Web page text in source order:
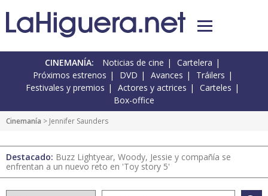
CINEMANÍA: Noticias de cine
Cartelera
Próximos estrenos
DVD Avances
Tráilers
Festivales y premios
Actores y actrices
Carteles
Box-office
Cinemanía > Jennifer Saunders
Destacado: Buzz Lightyear, Woody, Jessie y compañía se
enfrentan a un nuevo reto en 'Toy story 5'